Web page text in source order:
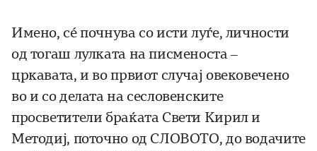
Имено, сé почнува со исти луѓе, личности
од тогаш лулката на писменоста –
цркавата, и во првиот случај овековечено
во и со делата на сесловенските
просветители браќата Свети Кирил и
Методиј, поточно од СЛОВОТО, до водачите